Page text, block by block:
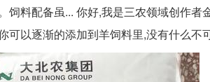
饲料配备虽... 你好,我是三农领域创作
可以逐渐的添加到羊饲料里,没有什么不